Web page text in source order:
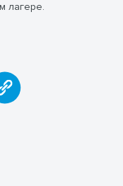
лагере.